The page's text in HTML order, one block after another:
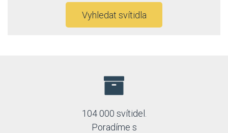
Vyhledat svítidla
104 000 svítidel.
Poradíme s